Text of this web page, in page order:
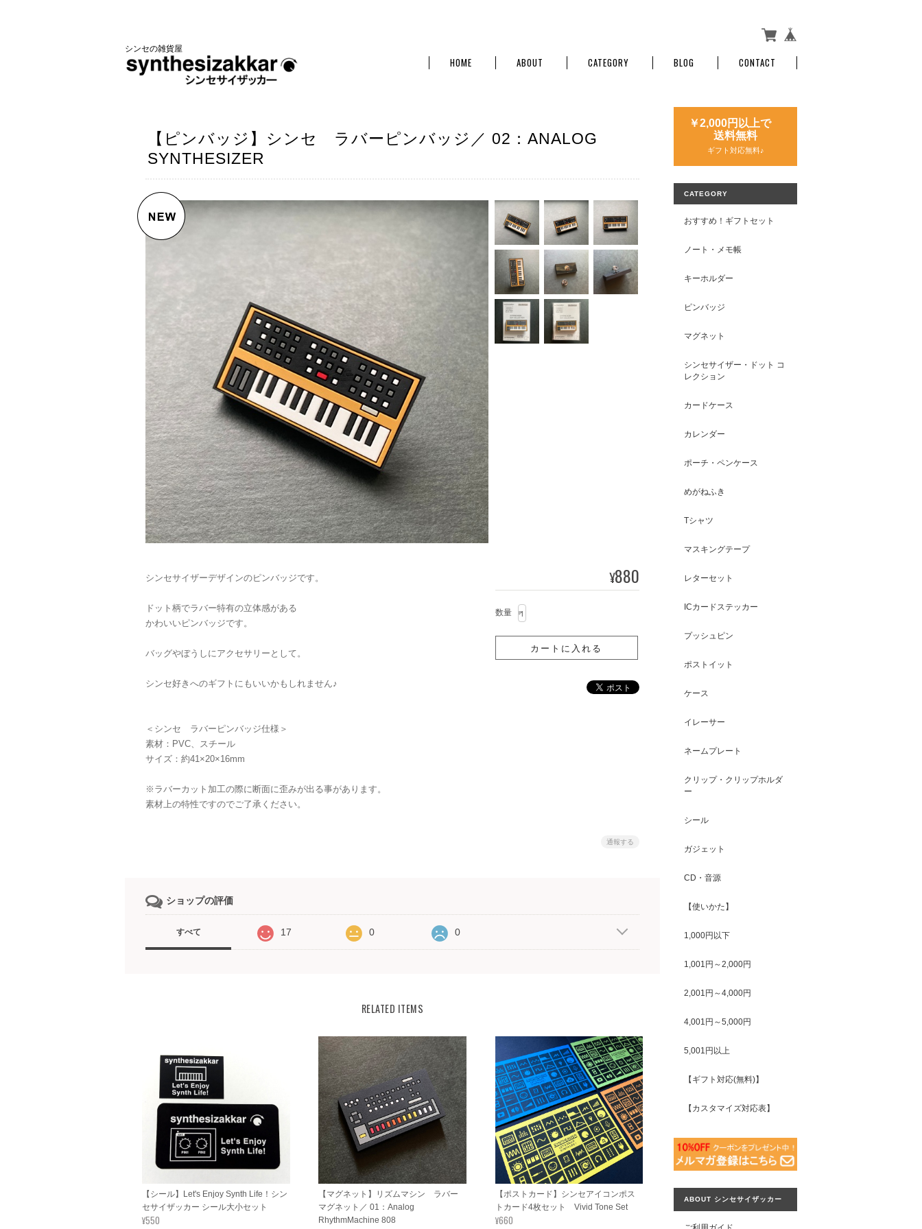
シンセの雑貨屋
HOME ABOUT CATEGORY BLOG CONTACT
【ピンバッジ】シンセ ラバーピンバッジ／ 02：ANALOG
SYNTHESIZER
シンセサイザーデザインのピンバッジです。
ドット柄でラバー特有の立体感がある
かわいいピンバッジです。
バッグやぼうしにアクセサリーとして。
シンセ好きへのギフトにもいいかもしれません♪
＜シンセ ラバーピンバッジ仕様＞
素材：PVC、スチール
サイズ：約41×20×16mm
※ラバーカット加工の際に断面に歪みが出る事があります。
素材上の特性ですのでご了承ください。
¥880
数量
通報する
ショップの評価
すべて 17 0 0
RELATED ITEMS
【シール】Let's Enjoy Synth Life！シン
セサイザッカー シール大小セット
¥550
【マグネット】リズムマシン ラバー
マグネット／ 01：Analog
RhythmMachine 808
【ポストカード】シンセアイコンポス
トカード4枚セット Vivid Tone Set
¥660
￥2,000円以上で
送料無料
ギフト対応無料♪
CATEGORY
おすすめ！ギフトセット
ノート・メモ帳
キーホルダー
ピンバッジ
マグネット
シンセサイザー・ドット コ
レクション
カードケース
カレンダー
ポーチ・ペンケース
めがねふき
Tシャツ
マスキングテープ
レターセット
ICカードステッカー
プッシュピン
ポストイット
ケース
イレーサー
ネームプレート
クリップ・クリップホルダ
ー
シール
ガジェット
CD・音源
【使いかた】
1,000円以下
1,001円～2,000円
2,001円～4,000円
4,001円～5,000円
5,001円以上
【ギフト対応(無料)】
【カスタマイズ対応表】
ABOUT シンセサイザッカー